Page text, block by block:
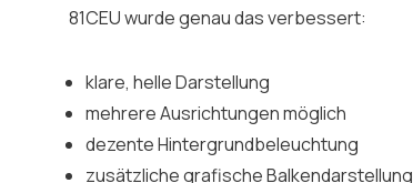
81CEU wurde genau das verbessert:
klare, helle Darstellung
mehrere Ausrichtungen möglich
dezente Hintergrundbeleuchtung
zusätzliche grafische Balkendarstellung